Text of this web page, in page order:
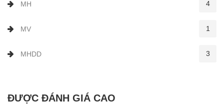
MH 4
MV 1
MHDD 3
ĐƯỢC ĐÁNH GIÁ CAO